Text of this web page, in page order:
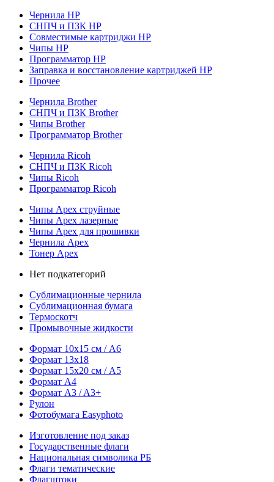
Чернила HP
СНПЧ и ПЗК HP
Совместимые картриджи HP
Чипы HP
Программатор HP
Заправка и восстановление картриджей HP
Прочее
Чернила Brother
СНПЧ и ПЗК Brother
Чипы Brother
Программатор Brother
Чернила Ricoh
СНПЧ и ПЗК Ricoh
Чипы Ricoh
Программатор Ricoh
Чипы Apex струйные
Чипы Apex лазерные
Чипы Apex для прошивки
Чернила Apex
Тонер Apex
Нет подкатегорий
Сублимационные чернила
Сублимационная бумага
Термоскотч
Промывочные жидкости
Формат 10х15 см / A6
Формат 13х18
Формат 15х20 см / A5
Формат А4
Формат A3 / A3+
Рулон
Фотобумага Easyphoto
Изготовление под заказ
Государственные флаги
Национальная символика РБ
Флаги тематические
Флагштоки